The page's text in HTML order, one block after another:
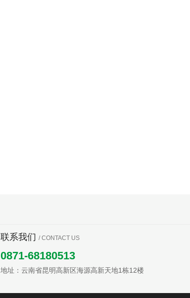
联系我们 / CONTACT US
0871-68180513
地址：云南省昆明高新区海源高新天地1栋12楼